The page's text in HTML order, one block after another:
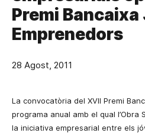
Premi
Emprenedors
28 Agost, 2011
La convocatòria del XVII Premi
programa anual amb el qual l’Obra
la iniciativa empresarial entre els